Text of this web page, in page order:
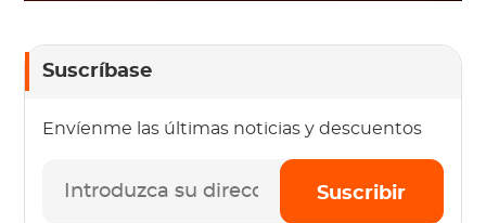
Suscríbase
Envíenme las últimas noticias y descuentos
Suscribir